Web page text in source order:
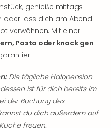
genieße mittags
oder lass dich am Abend
verwöhnen. Mit einer
Pasta oder knackigen
Die tägliche Halbpension
ist für dich bereits im
der Buchung des
du dich außerdem auf
freuen.